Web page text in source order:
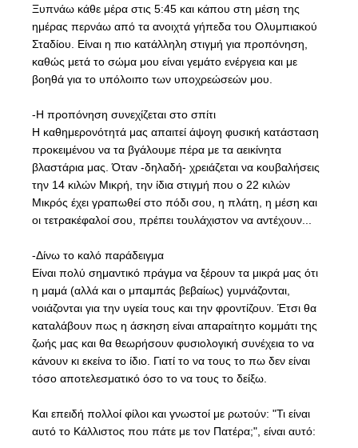
Ξυπνάω κάθε μέρα στις 5:45 και κάπου στη μέση της
ημέρας περνάω από τα ανοιχτά γήπεδα του Ολυμπιακού
Σταδίου. Είναι η πιο κατάλληλη στιγμή για προπόνηση,
καθώς μετά το σώμα μου είναι γεμάτο ενέργεια και με
βοηθά για το υπόλοιπο των υποχρεώσεών μου.
-Η προπόνηση συνεχίζεται στο σπίτι
Η καθημερονότητά μας απαιτεί άψογη φυσική κατάσταση
προκειμένου να τα βγάλουμε πέρα με τα αεικίνητα
βλαστάρια μας. Όταν -δηλαδή- χρειάζεται να κουβαλήσεις
την 14 κιλών Μικρή, την ίδια στιγμή που ο 22 κιλών
Μικρός έχει γραπωθεί στο πόδι σου, η πλάτη, η μέση και
οι τετρακέφαλοί σου, πρέπει τουλάχιστον να αντέχουν...
-Δίνω το καλό παράδειγμα
Είναι πολύ σημαντικό πράγμα να ξέρουν τα μικρά μας ότι
η μαμά (αλλά και ο μπαμπάς βεβαίως) γυμνάζονται,
νοιάζονται για την υγεία τους και την φροντίζουν. Έτσι θα
καταλάβουν πως η άσκηση είναι απαραίτητο κομμάτι της
ζωής μας και θα θεωρήσουν φυσιολογική συνέχεια το να
κάνουν κι εκείνα το ίδιο. Γιατί το να τους το πω δεν είναι
τόσο αποτελεσματικό όσο το να τους το δείξω.
Και επειδή πολλοί φίλοι και γνωστοί με ρωτούν: "Τι είναι
αυτό το Κάλλιστος που πάτε με τον Πατέρα;", είναι αυτό: